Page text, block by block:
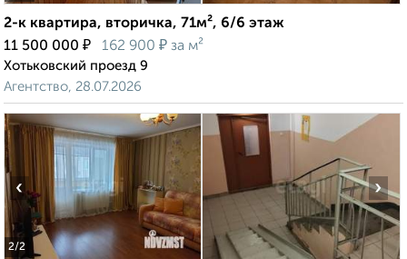
2-к квартира, вторичка, 71м², 6/6 этаж
11 500 000 ₽ 162 900 ₽ за м²
Хотьковский проезд 9
Агентство, 28.07.2026
2/2
‹ ›